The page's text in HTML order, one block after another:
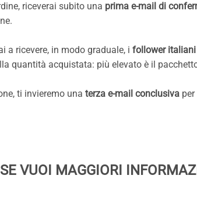
riceverai subito una prima e-mail di
a ricevere, in modo graduale, i follower
quantità acquistata: più elevato è il
ti invieremo una terza e-mail conclusiva
SE VUOI MAGGIORI